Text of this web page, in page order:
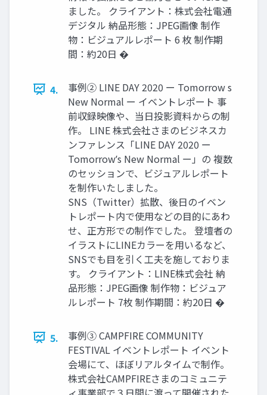
ました。 クライアント：株式会社電通
デジタル 納品形態：JPEG画像 制作
物：ビジュアルレポート 6 枚 制作期
間：約20日 �
4.
事例② LINE DAY 2020 ー Tomorrow s
New Normal ー イベントレポート 事
前収録映像や、当日投影資料からの制
作。 LINE 株式会社さまのビジネスカ
ンファレンス「LINE DAY 2020 ー
Tomorrowʼs New Normal ー」の 複数
のセッションで、ビジュアルレポート
を制作いたしました。
SNS（Twitter）拡散、後日のイベン
トレポート内で使用などの目的にあわ
せ、正方形での制作でした。 登壇者の
イラストにLINEカラーを用いるなど、
SNSでも目を引く工夫を施しておりま
す。 クライアント：LINE株式会社 納
品形態：JPEG画像 制作物：ビジュア
ルレポート 7枚 制作期間：約20日 �
5.
事例③ CAMPFIRE COMMUNITY
FESTIVAL イベントレポート イベント
会場にて、ほぼリアルタイムで制作。
株式会社CAMPFIREさまのコミュニテ